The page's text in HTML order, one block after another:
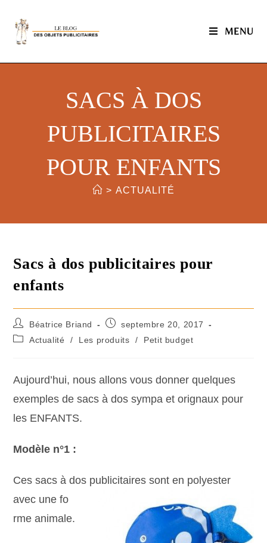
MENU
SACS À DOS
PUBLICITAIRES
POUR ENFANTS
> ACTUALITÉ
Sacs à dos publicitaires pour
enfants
Béatrice Briand
septembre 20, 2017
Actualité
/ Les produits / Petit budget
Aujourd’hui, nous allons vous donner quelques
exemples de sacs à dos sympa et orignaux pour
les ENFANTS.
Modèle n°1 :
Ces sacs à dos publicitaires sont en polyester
avec une fo
rme animale.